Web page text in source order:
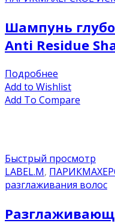
Шампунь
Anti Residue
Подробнее
Add to Wishlist
Add To Compare
Быстрый просмотр
LABEL.M,
разглаживания волос